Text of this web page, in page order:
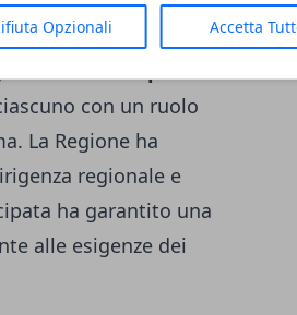
Opzionali Accetta
è frutto di un lavoro
con un ruolo
La Regione ha
regionale e
ha garantito una
alle esigenze dei